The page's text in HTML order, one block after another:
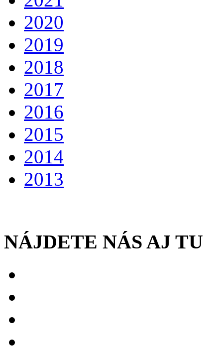
2020
2019
2018
2017
2016
2015
2014
2013
NÁJDETE NÁS AJ TU